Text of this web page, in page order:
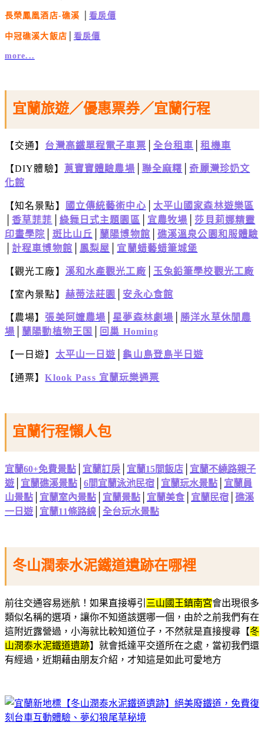
長榮鳳凰酒店-礁溪 │看房價
中冠礁溪大飯店 看房價
more...
宜蘭旅遊／優惠票券／宜蘭行程
【交通】 台灣高鐵單程電子車票 全台租車 │租機車
【DIY體驗】 蔥寶寶體驗農場 聯全麻糬
奇麗灣珍奶文
化館
【知名景點】 國立傳統藝術中心
太平山國家森林遊樂區
│香草菲菲 綠舞日式主題園區 宜農牧場 │莎貝莉娜精靈
印畫學院
斑比山丘 蘭陽博物館
礁溪溫泉公園和服體驗
計程車博物館 鳳梨屋 宜蘭蜡藝蜡筆城堡
【觀光工廠】 溪和水產觀光工廠 玉兔鉛筆學校觀光工廠
【室內景點】 赫蒂法莊園 安永心食館
【農場】 張美阿嬤農場 │星夢森林劇場
勝洋水草休閒農
場
蘭陽動植物王国 回巢 Homing
【一日遊】 太平山一日遊 │龜山島登島半日遊
【通票】Klook Pass 宜蘭玩樂通票
宜蘭行程懶人包
宜蘭60+免費景點 宜蘭訂房 宜蘭15間飯店
宜蘭不繞路親子
遊
宜蘭礁溪景點 6間宜蘭泳池民宿 宜蘭玩水景點
宜蘭員
山景點
宜蘭室內景點 宜蘭景點 宜蘭美食 宜蘭民宿
礁溪
一日遊
宜蘭11條路線 全台玩水景點
冬山潤泰水泥鐵道遺跡在哪裡
前往交通容易迷航！如果直接導引 三山國王鎮南宮會出現很多
類似名稱的選項，讓你不知道該選哪一個，由於之前我們有在
這附近露營過，小海就比較知道位子，不然就是直接搜尋【冬
山潤泰水泥鐵道遺跡】就會抵達平交道所在之處，當初我們還
有經過，近期藉由朋友介紹，才知這是如此可愛地方